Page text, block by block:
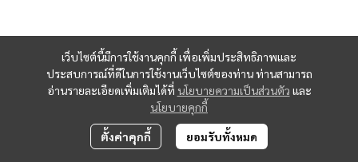
เว็บไซต์นี้มีการใช้งานคุกกี้ เพื่อเพิ่มประสิทธิภาพและ
ประสบการณ์ที่ดีในการใช้งานเว็บไซต์ของท่าน ท่านสามารถ
อ่านรายละเอียดเพิ่มเติมได้ที่ นโยบายความเป็นส่วนตัว และ
นโยบายคุกกี้
ตั้งค่าคุกกี้ ยอมรับทั้งหมด